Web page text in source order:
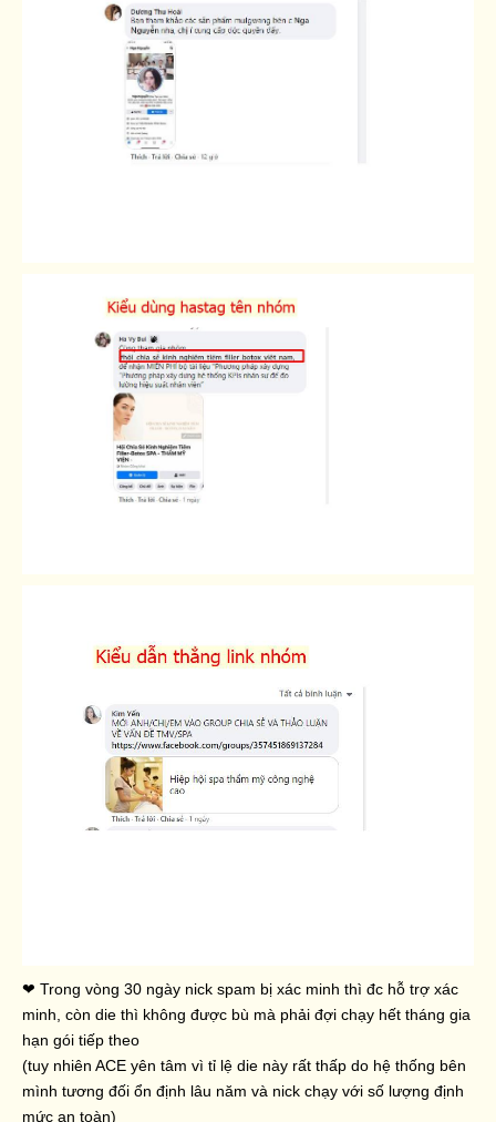
❤ Trong vòng 30 ngày nick spam bị xác minh thì đc hỗ trợ xác
minh, còn die thì không được bù mà phải đợi chạy hết tháng gia
hạn gói tiếp theo
(tuy nhiên ACE yên tâm vì tỉ lệ die này rất thấp do hệ thống bên
mình tương đối ổn định lâu năm và nick chạy với số lượng định
mức an toàn)